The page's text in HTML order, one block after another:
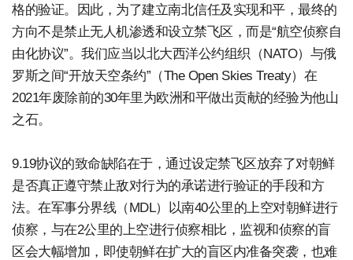
格的验证。因此，为了建立南北信任及实现和平，最终的
方向不是禁止无人机渗透和设立禁飞区，而是“航空侦察自
由化协议”。我们应当以北大西洋公约组织（NATO）与俄
罗斯之间“开放天空条约”（The Open Skies Treaty）在
2021年废除前的30年里为欧洲和平做出贡献的经验为他山
之石。
9.19协议的致命缺陷在于，通过设定禁飞区放弃了对朝鲜
是否真正遵守禁止敌对行为的承诺进行验证的手段和方
法。在军事分界线（MDL）以南40公里的上空对朝鲜进行
侦察，与在2公里的上空进行侦察相比，监视和侦察的盲
区会大幅增加，即使朝鲜在扩大的盲区内准备突袭，也难